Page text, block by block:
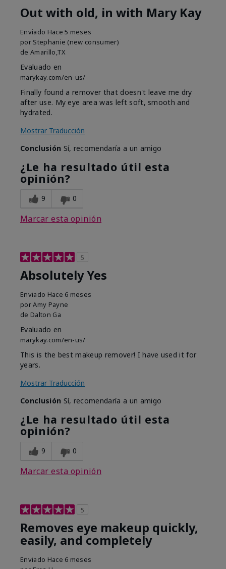
Out with old, in with Mary Kay
Enviado Hace 5 meses
por Stephanie (new consumer)
de Amarillo,TX
Evaluado en
marykay.com/en-us/
Finally found a remover that doesn't leave me dry
after use. My eye area was left soft, smooth and
hydrated.
Mostrar Traducción
Conclusión Sí, recomendaría a un amigo
¿Le ha resultado útil esta
opinión?
9 0
Marcar esta opinión
5
Absolutely Yes
Enviado Hace 6 meses
porAmy Payne
de Dalton Ga
Evaluado en
marykay.com/en-us/
This is the best makeup remover! I have used it for
years.
Mostrar Traducción
Conclusión Sí, recomendaría a un amigo
¿Le ha resultado útil esta
opinión?
9 0
Marcar esta opinión
5
Removes eye makeup quickly,
easily, and completely
Enviado Hace 6 meses